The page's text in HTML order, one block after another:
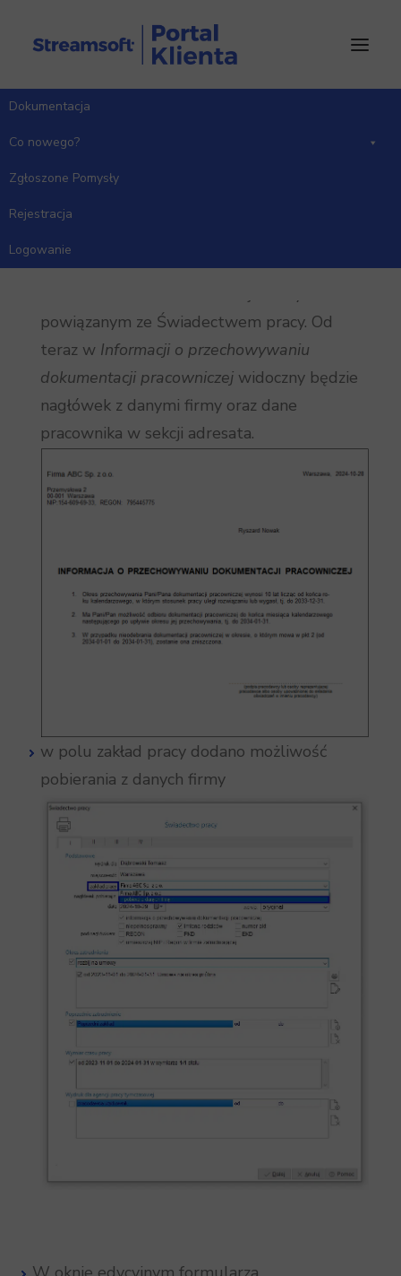
Dokumentacja
Co nowego?
Zgłoszone Pomysły
Rejestracja
Logowanie
Strona Główna
Moduł Kadry i Płace
Wprowadzono zmiany w Świadectwie pracy:
powiązanym ze Świadectwem pracy. Od
teraz w Informacji o przechowywaniu
dokumentacji pracowniczej widoczny będzie
nagłówek z danymi firmy oraz dane
pracownika w sekcji adresata.
w polu zakład pracy dodano możliwość
pobierania z danych firmy